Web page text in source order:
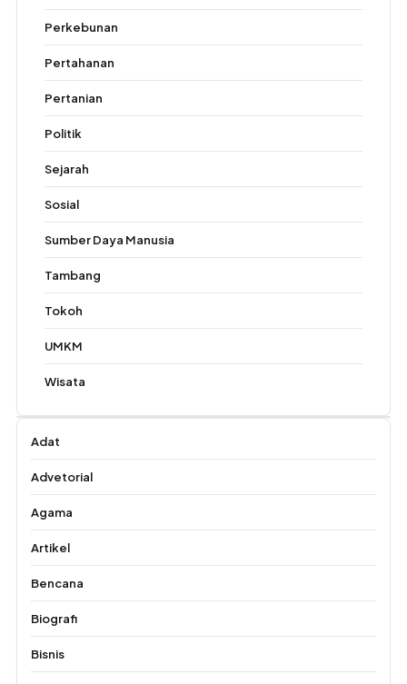
Perkebunan
Pertahanan
Pertanian
Politik
Sejarah
Sosial
Sumber Daya Manusia
Tambang
Tokoh
UMKM
Wisata
Adat
Advetorial
Agama
Artikel
Bencana
Biografi
Bisnis